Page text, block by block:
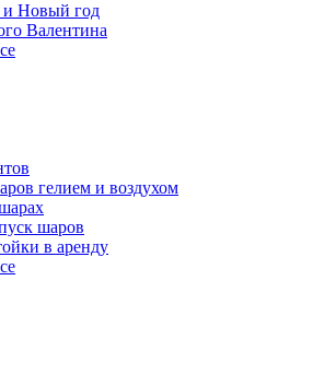
и Новый год
Валентина
гелием и воздухом
шаров
в аренду